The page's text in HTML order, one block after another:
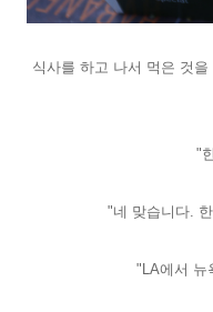
식사를 하고 나서 먹은 것
"
"네 맞습니다.
"LA에서 뉴